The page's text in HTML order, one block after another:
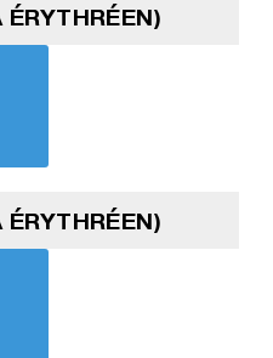
ÉRYTHRÉEN)
ÉRYTHRÉEN)